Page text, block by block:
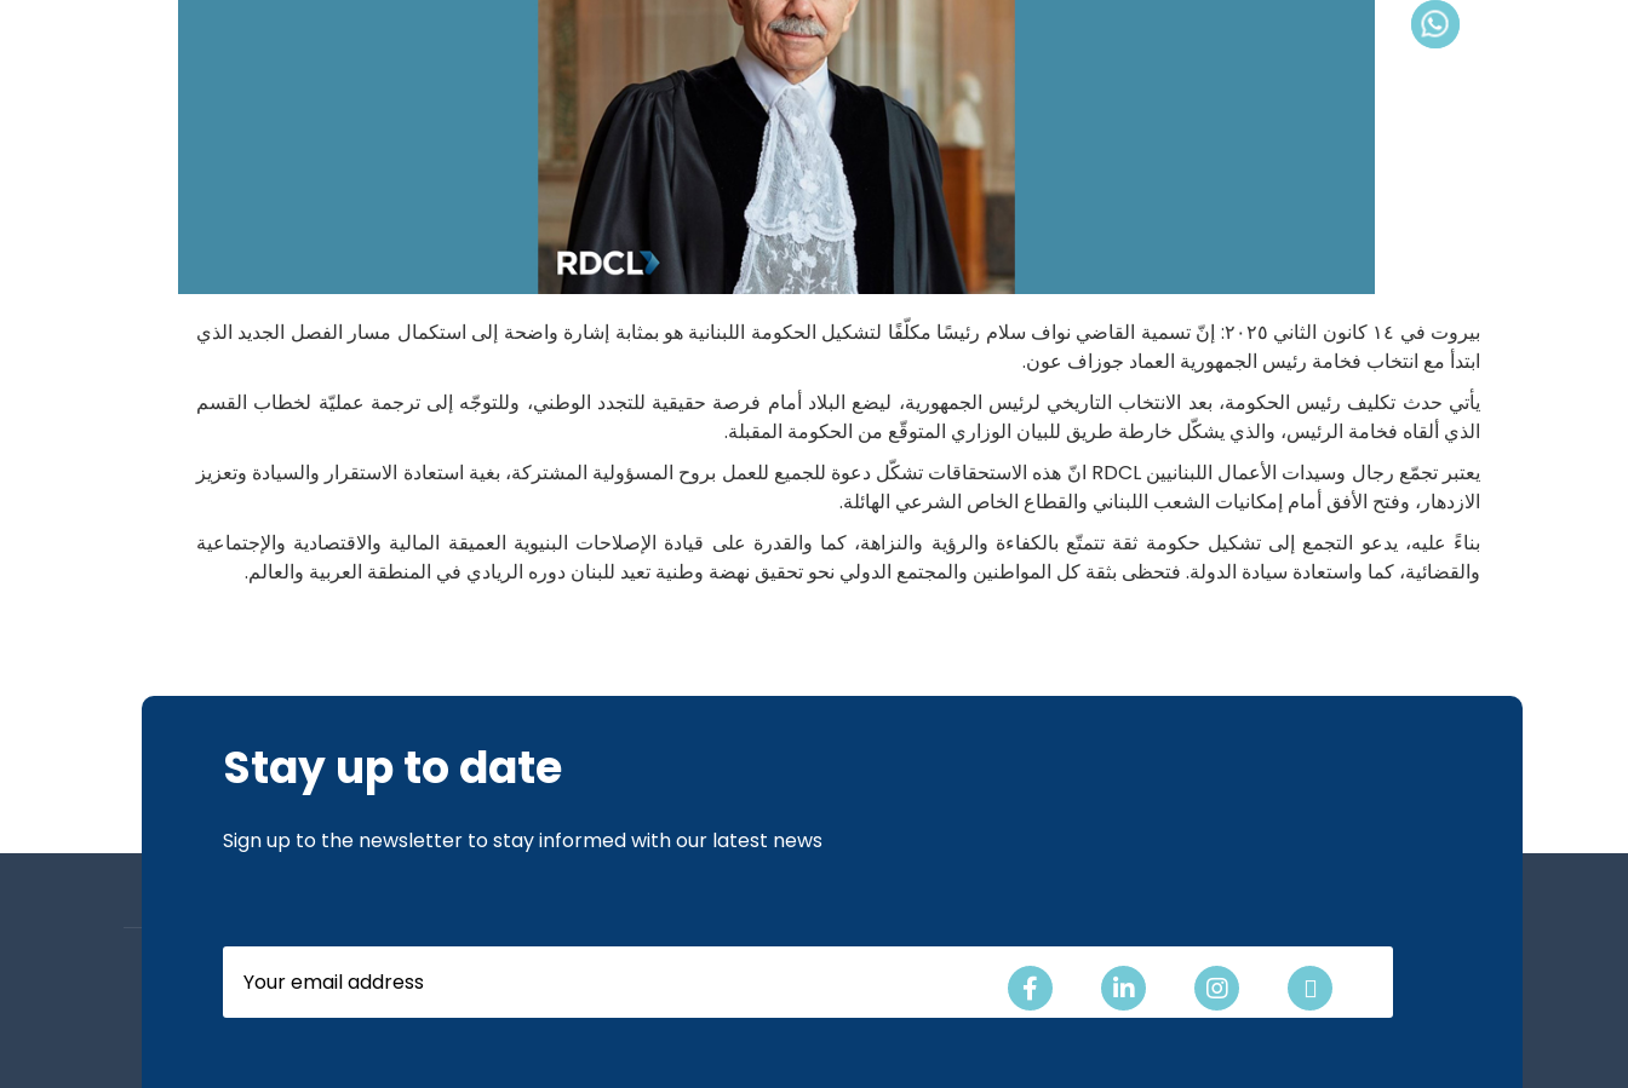
بيروت في ١٤ كانون الثاني ٢٠٢٥: إنّ تسمية القاضي نواف سلام رئيسًا مكلّفًا لتشكيل الحكومة اللبنانية هو بمثابة إشارة واضحة إلى استكمال مسار الفصل الجديد الذي
ابتدأ مع انتخاب فخامة رئيس الجمهورية العماد جوزاف عون.
يأتي حدث تكليف رئيس الحكومة، بعد الانتخاب التاريخي لرئيس الجمهورية، ليضع البلاد أمام فرصة حقيقية للتجدد الوطني، وللتوجّه إلى ترجمة عمليّة لخطاب القسم
الذي ألقاه فخامة الرئيس، والذي يشكّل خارطة طريق للبيان الوزاري المتوقّع من الحكومة المقبلة.
يعتبر تجمّع رجال وسيدات الأعمال اللبنانيين RDCL انّ هذه الاستحقاقات تشكّل دعوة للجميع للعمل بروح المسؤولية المشتركة، بغية استعادة الاستقرار والسيادة وتعزيز
الازدهار، وفتح الأفق أمام إمكانيات الشعب اللبناني والقطاع الخاص الشرعي الهائلة.
بناءً عليه، يدعو التجمع إلى تشكيل حكومة ثقة تتمتّع بالكفاءة والرؤية والنزاهة، كما والقدرة على قيادة الإصلاحات البنيوية العميقة المالية والاقتصادية والإجتماعية
والقضائية، كما واستعادة سيادة الدولة. فتحظى بثقة كل المواطنين والمجتمع الدولي نحو تحقيق نهضة وطنية تعيد للبنان دوره الريادي في المنطقة العربية والعالم.
Stay up to date
Sign up to the newsletter to stay informed with our latest news